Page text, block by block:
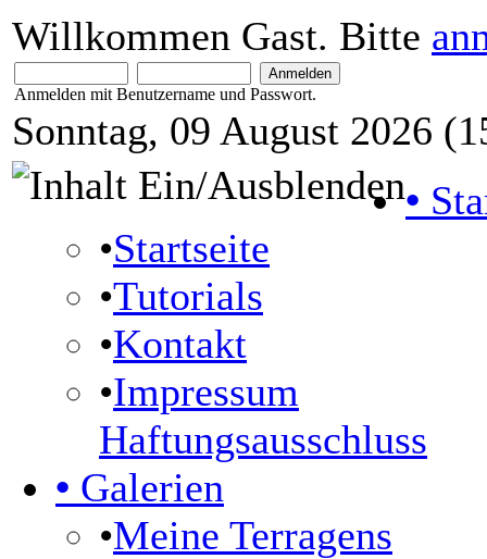
Willkommen Gast. Bitte
Anmelden mit Benutzername und Passwort.
Sonntag, 09 August 2026
•
•Startseite
•Tutorials
•Kontakt
•Impressum
Haftungsausschluss
• Galerien
•Meine Terragens